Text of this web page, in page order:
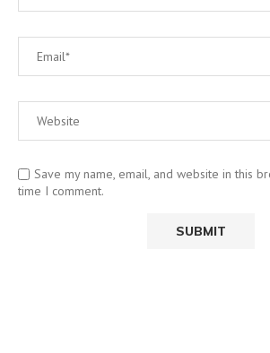
Save my name, email, and website in this
time I comment.